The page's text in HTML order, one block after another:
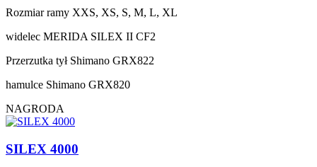
Rozmiar ramy XXS, XS, S, M, L, XL
widelec MERIDA SILEX II CF2
Przerzutka tył Shimano GRX822
hamulce Shimano GRX820
NAGRODA
SILEX 4000